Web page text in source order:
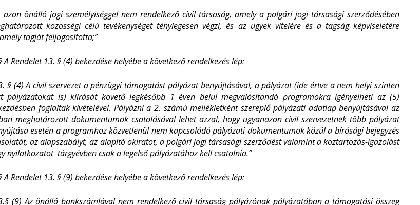
azon önálló jogi személyiséggel nem rendelkező civil társaság, amely a polgári jogi társasági szerződésében
közösségi célú tevékenységet ténylegesen végzi, és az ügyek vitelére és a tagság képviseletére
tagját feljogosította;”
A Rendelet 13. § (4) bekezdése helyébe a következő rendelkezés lép:
§ (4) A civil szervezet a pénzügyi támogatást pályázat benyújtásával, a pályázat (ide értve a nem helyi szinten
pályázatokat is) kiírását követő legkésőbb 1 éven belül megvalósítandó programokra igényelheti az(5)
foglaltak kivételével. Pályázni a 2. számú mellékletként szereplő pályázati adatlap benyújtásával az
meghatározott dokumentumok csatolásával lehet azzal, hogy ugyanazon civil szervezetnek több pályázat
esetén a programhoz közvetlenül nem kapcsolódó pályázati dokumentumok közül a bírósági bejegyzés
az alapszabályt, az alapító okiratot, a polgári jogi társasági szerződést valamint a köztartozás-igazolást
nyilatkozatot tárgyévbencsak a legelső pályázatához kell csatolnia.”
A Rendelet 13. § (9) bekezdése helyébe a következő rendelkezés lép:
(9) Az önálló bankszámlával nem rendelkező civil társaság pályázónak pályázatában a támogatási összeg